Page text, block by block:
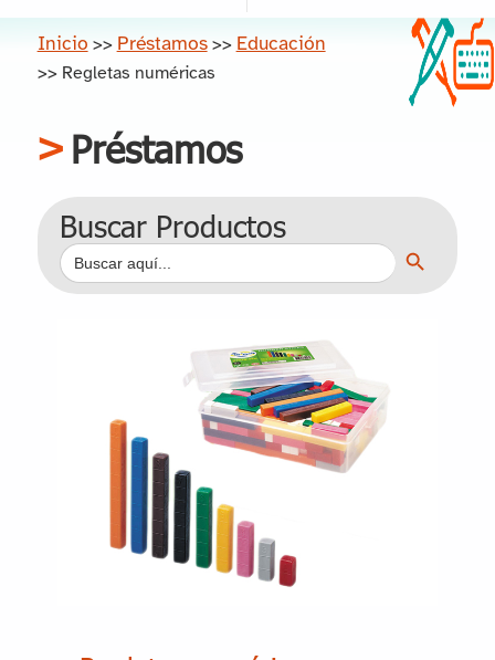
Inicio >> Préstamos >> Educación
>> Regletas numéricas
Préstamos
Buscar Productos
Buscar: